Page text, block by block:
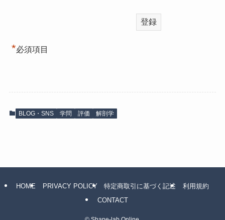
*必須項目
BLOG・SNS 学問 評価 解剖学
HOME PRIVACY POLICY 特定商取引に基づく記述
利用規約
CONTACT